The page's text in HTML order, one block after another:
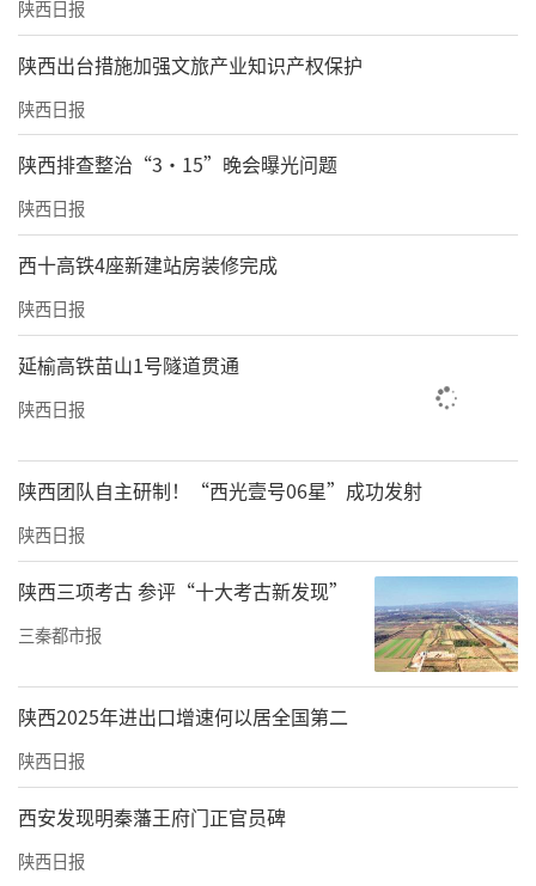
陕西日报
​陕西出台措施加强文旅产业知识产权保护
陕西日报
陕西排查整治“3·15”晚会曝光问题
陕西日报
西十高铁4座新建站房装修完成
陕西日报
延榆高铁苗山1号隧道贯通
陕西日报
陕西团队自主研制！“西光壹号06星”成功发射
陕西日报
陕西三项考古 参评“十大考古新发现”
三秦都市报
陕西2025年进出口增速何以居全国第二
陕西日报
西安发现明秦藩王府门正官员碑
陕西日报